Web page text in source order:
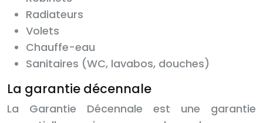
Radiateurs
Volets
Chauffe-eau
Sanitaires (WC, lavabos, douches)
La garantie décennale
La Garantie Décennale est une garantie